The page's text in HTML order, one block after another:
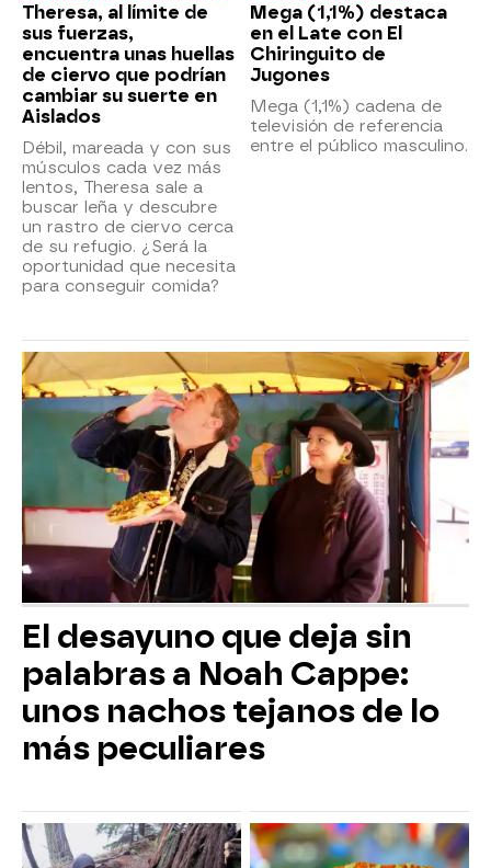
Theresa, al límite de
sus fuerzas,
encuentra unas huellas
de ciervo que podrían
cambiar su suerte en
Aislados
Débil, mareada y con sus
músculos cada vez más
lentos, Theresa sale a
buscar leña y descubre
un rastro de ciervo cerca
de su refugio. ¿Será la
oportunidad que necesita
para conseguir comida?
Mega (1,1%) destaca
en el Late con El
Chiringuito de
Jugones
Mega (1,1%) cadena de
televisión de referencia
entre el público masculino.
El desayuno que deja sin
palabras a Noah Cappe:
unos nachos tejanos de lo
más peculiares